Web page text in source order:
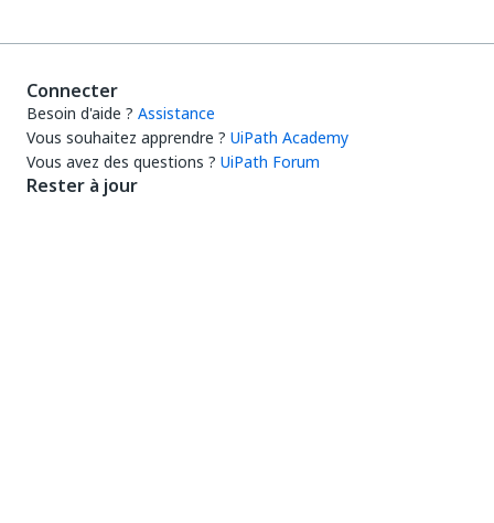
Connecter
Besoin d'aide ? Assistance
Vous souhaitez apprendre ? UiPath Academy
Vous avez des questions ? UiPath Forum
Rester à jour